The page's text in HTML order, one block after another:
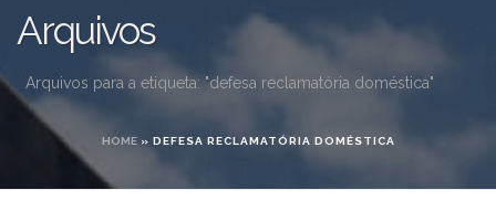
Arquivos
Arquivos para a etiqueta: "defesa reclamatória doméstica"
HOME» DEFESA RECLAMATÓRIA DOMÉSTICA